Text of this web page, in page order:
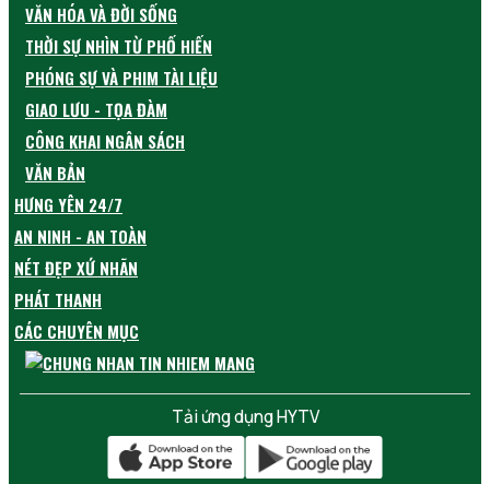
VĂN HÓA VÀ ĐỜI SỐNG
THỜI SỰ NHÌN TỪ PHỐ HIẾN
PHÓNG SỰ VÀ PHIM TÀI LIỆU
GIAO LƯU - TỌA ĐÀM
CÔNG KHAI NGÂN SÁCH
VĂN BẢN
HƯNG YÊN 24/7
AN NINH - AN TOÀN
NÉT ĐẸP XỨ NHÃN
PHÁT THANH
CÁC CHUYÊN MỤC
Tải ứng dụng HYTV